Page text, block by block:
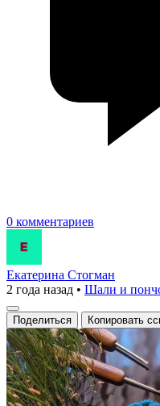
0 комментариев
Екатерина Стогман
2 года назад • Шали и
Поделиться Копировать